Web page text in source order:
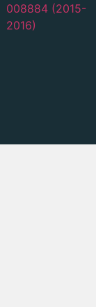
008884 (2015-
2016)